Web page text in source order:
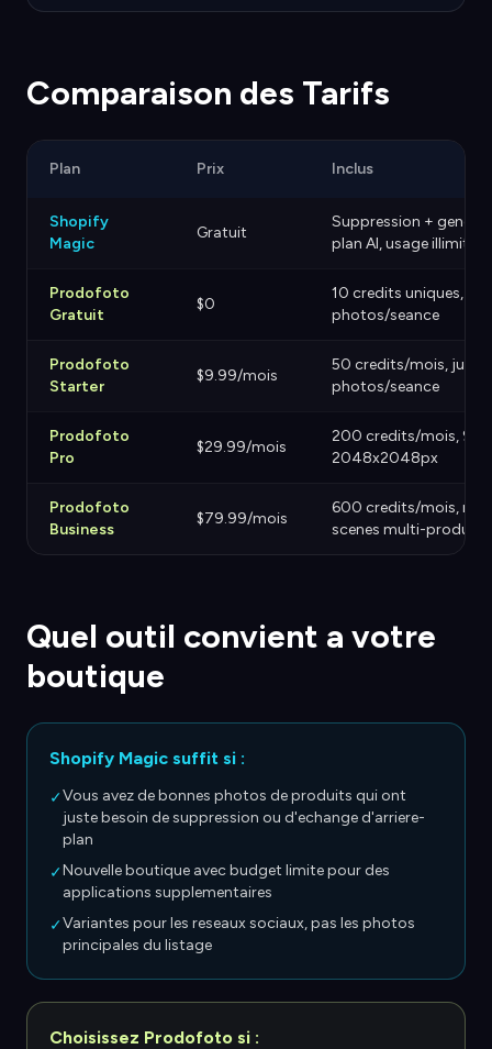
Comparaison des Tarifs
Plan Prix Inclus
Shopify
Magic
Gratuit
Suppression +
plan AI, usage illimite
Prodofoto
Gratuit
$0
10 credits uniques,
photos/seance
Prodofoto
Starter
$9.99/mois
50 credits/mois,
photos/seance
Prodofoto
Pro
$29.99/mois
200 credits/mois, 9
2048x2048px
Prodofoto
Business
$79.99/mois
600 credits/mois,
scenes multi-produits
Quel outil convient a votre
boutique
Shopify Magic suffit si :
✓Vous avez de bonnes photos de produits qui ont
juste besoin de suppression ou d'echange d'arriere-
plan
✓Nouvelle boutique avec budget limite pour des
applications supplementaires
✓Variantes pour les reseaux sociaux, pas les photos
principales du listage
Choisissez Prodofoto si :